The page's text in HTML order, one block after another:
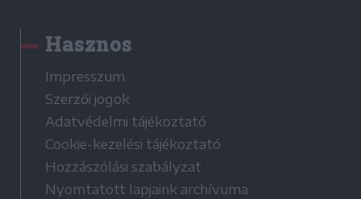
Hasznos
Impresszum
Szerzői jogok
Adatvédelmi tájékoztató
Cookie-kezelési tájékoztató
Hozzászólási szabályzat
Nyomtatott lapjaink archívuma